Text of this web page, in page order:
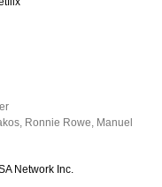
Ronnie Rowe Manuel
Network Inc.